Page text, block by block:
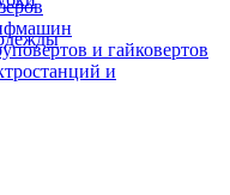
и гайковертов
и